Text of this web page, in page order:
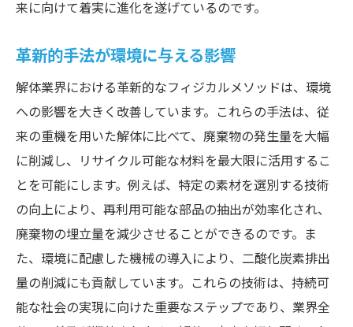
来に向けて着実に進化を遂げているのです。
革新的手法が環境に与える影響
解体業界における革新的なフィジカルメソッドは、環境
への影響を大きく改善しています。これらの手法は、従
来の重機を用いた解体に比べて、廃棄物の発生量を大幅
に削減し、リサイクル可能な材料を最大限に活用するこ
とを可能にします。例えば、特定の素材を選別する技術
の向上により、再利用可能な部品の抽出が効率化され、
廃棄物の埋立量を減少させることができるのです。ま
た、環境に配慮した機械の導入により、二酸化炭素排出
量の削減にも貢献しています。これらの技術は、持続可
能な社会の実現に向けた重要なステップであり、業界全